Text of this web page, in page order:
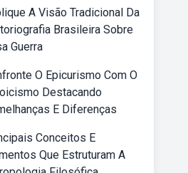
A Visão Tradicional Da
Brasileira Sobre
Guerra
O Epicurismo Com O
Destacando
E Diferenças
Conceitos E
Que Estruturam A